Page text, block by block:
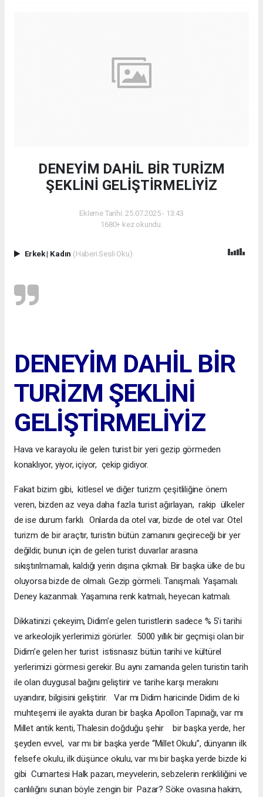
DENEYİM DAHİL BİR TURİZM
ŞEKLİNİ GELİŞTİRMELİYİZ
Ekleme Tarihi: 25.07.2025 - 13:43
1680+ kez okundu.
Erkek| Kadın (Haberi Sesli Oku)
DENEYİM DAHİL BİR
TURİZM ŞEKLİNİ
GELİŞTİRMELİYİZ
Hava ve karayolu ile gelen turist bir yeri gezip görmeden
konaklıyor, yiyor, içiyor, çekip gidiyor.
Fakat bizim gibi, kitlesel ve diğer turizm çeşitliliğine önem
veren, bizden az veya daha fazla turist ağırlayan, rakip ülkeler
de ise durum farklı. Onlarda da otel var, bizde de otel var. Otel
turizm de bir araçtır, turistin bütün zamanını geçireceği bir yer
değildir, bunun için de gelen turist duvarlar arasına
sıkıştırılmamalı, kaldığı yerin dışına çıkmalı. Bir başka ülke de bu
oluyorsa bizde de olmalı. Gezip görmeli. Tanışmalı. Yaşamalı.
Deney kazanmalı. Yaşamına renk katmalı, heyecan katmalı.
Dikkatinizi çekeyim, Didim’e gelen turistlerin sadece % 5’i tarihi
ve arkeolojik yerlerimizi görürler. 5000 yıllık bir geçmişi olan bir
Didim’e gelen her turist istisnasız bütün tarihi ve kültürel
yerlerimizi görmesi gerekir. Bu aynı zamanda gelen turistin tarih
ile olan duygusal bağını geliştirir ve tarihe karşı merakını
uyandırır, bilgisini geliştirir. Var mı Didim haricinde Didim de ki
muhteşemi ile ayakta duran bir başka Apollon Tapınağı, var mı
Millet antik kenti, Thalesin doğduğu şehir bir başka yerde, her
şeyden evvel, var mı bir başka yerde “Millet Okulu”, dünyanın ilk
felsefe okulu, ilk düşünce okulu, var mı bir başka yerde bizde ki
gibi Cumartesi Halk pazarı, meyvelerin, sebzelerin renkliliğini ve
canlılığını sunan böyle zengin bir Pazar? Söke ovasına hakim,